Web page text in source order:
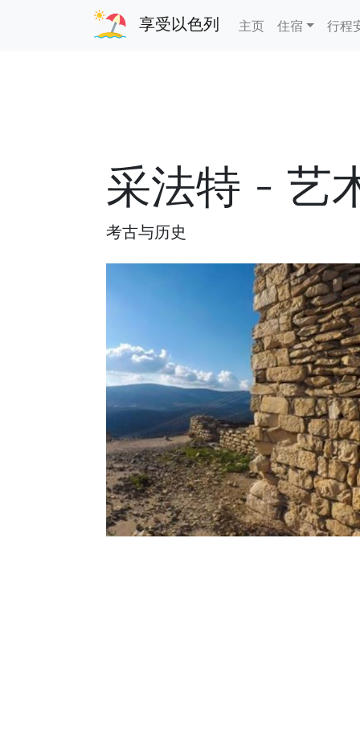
享受以色列 主页 住宿 行程
采法特 - 艺
考古与历史